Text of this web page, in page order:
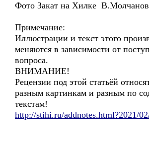
Фото Закат на Хилке В.Молчанов
Примечание:
Иллюстрации и текст этого
меняются в зависимости от
вопроса.
ВНИМАНИЕ!
Рецензии под этой статьёй
разным картинкам и разным по
текстам!
http://stihi.ru/addnotes.html?2021/